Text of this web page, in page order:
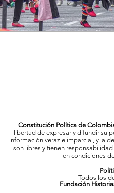
Constitución Política de
libertad de expresar y difundir su
información veraz e imparcial, y la
son libres y tienen
en condiciones
Todos los
Fundación